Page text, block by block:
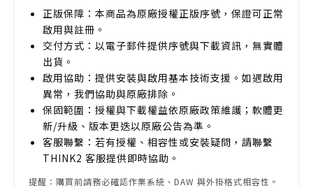
正版保障：本商品為原廠授權正版序號，保證可正常
啟用與註冊。
交付方式：以電子郵件提供序號與下載資訊，無實體
出貨。
啟用協助：提供安裝與啟用基本技術支援。如遇啟用
異常，我們協助與原廠排除。
保固範圍：授權與下載權益依原廠政策維護；軟體更
新/升級、版本更迭以原廠公告為準。
客服聯繫：若有授權、相容性或安裝疑問，請聯繫
THINK2 客服提供即時協助。
提醒：購買前請務必確認作業系統、DAW 與外掛格式相容性。